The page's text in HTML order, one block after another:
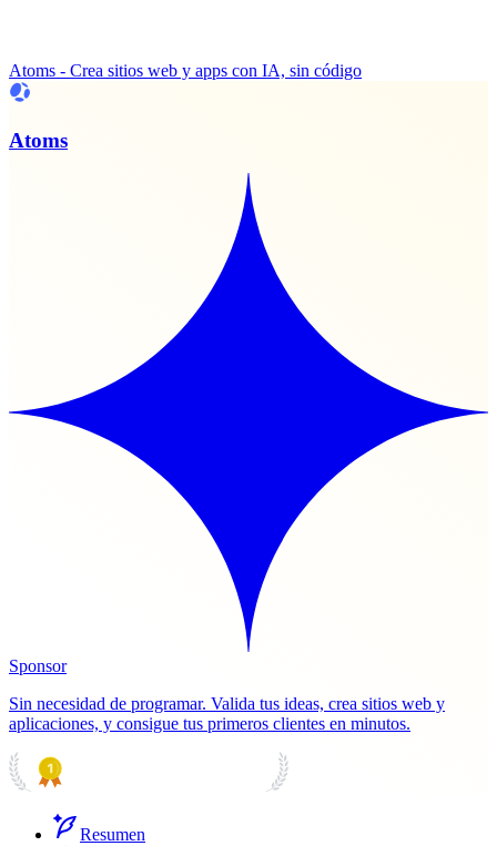
Atoms - Crea sitios web y apps con IA, sin código
Atoms
Sponsor
Sin necesidad de programar. Valida tus ideas, crea sitios web y
aplicaciones, y consigue tus primeros clientes en minutos.
Resumen